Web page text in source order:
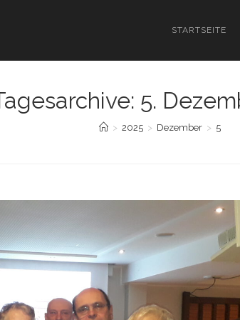
STARTSEITE
5.
> 2025 > Dezember > 5